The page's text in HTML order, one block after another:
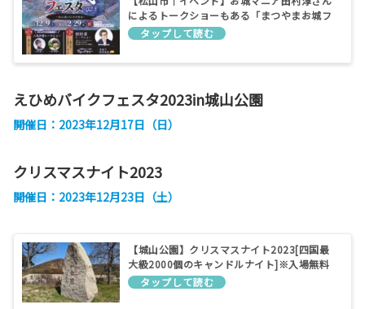
によるトークショーもある「まつやまお城フ
ェスタ2023」が城山公園で開催されます！
えひめバイクフェスタ2023in城山公園
開催日：2023年12月17日（日）
クリスマスナイト2023
開催日：2023年12月23日（土）
【城山公園】クリスマスナイト2023[四国最
大級2000個のキャンドルナイト]※入場無料